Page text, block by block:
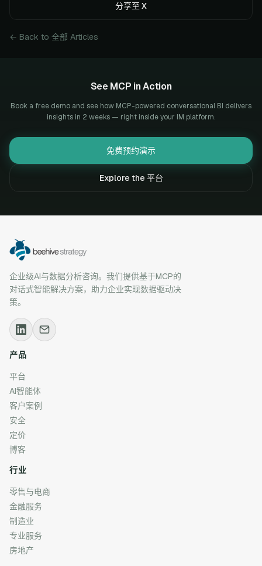
分享至 X
← Back to 全部 Articles
See MCP in Action
Book a free demo and see how MCP-powered conversational BI delivers
insights in 2 weeks — right inside your IM platform.
免费预约演示
Explore the 平台
企业级AI与数据分析咨询。我们提供基于MCP的
对话式智能解决方案，助力企业实现数据驱动决
策。
产品
平台
AI智能体
客户案例
安全
定价
博客
行业
零售与电商
金融服务
制造业
专业服务
房地产